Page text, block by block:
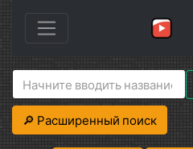
🔎 Расширенный поиск